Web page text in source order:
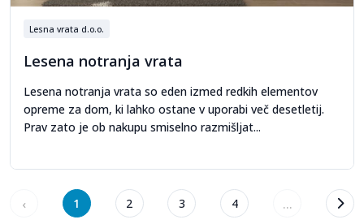
Lesna vrata d.o.o.
Lesena notranja vrata
Lesena notranja vrata so eden izmed redkih elementov
opreme za dom, ki lahko ostane v uporabi več desetletij.
Prav zato je ob nakupu smiselno razmišljat...
‹ 1 2 3 4 ...